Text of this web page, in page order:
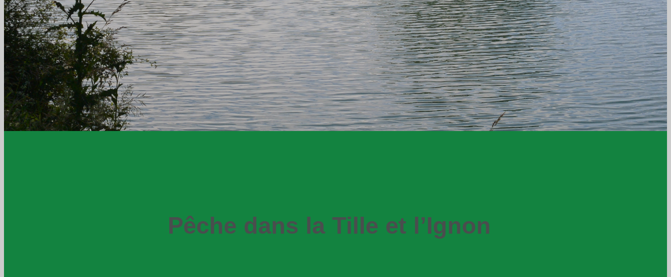
Pêche dans la Tille et l’Ignon